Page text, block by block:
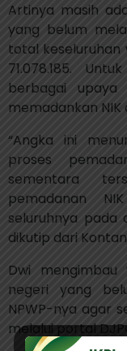
Artinya masih
yang belum
total keseluruhan
71.078.185.
berbagai
memadankan NIK
“Angka ini
proses
sementara
pemadanan
seluruhnya pada
dikutip dari
Dwi
negeri yang
NPWP-nya agar
melalui portal